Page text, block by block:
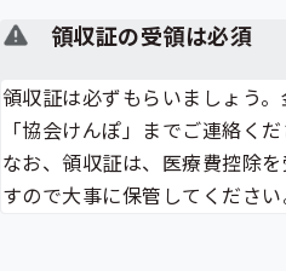
領収証の受領は必須
領収証は必ずもらいましょう。
「協会けんぽ」までご連絡くだ
なお、領収証は、医療費控除
すので大事に保管してください